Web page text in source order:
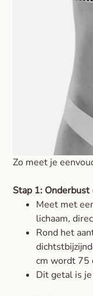
Zo meet je
Stap 1: Onderbust
Meet met
lichaam,
Rond het
cm wordt 75
Dit getal is